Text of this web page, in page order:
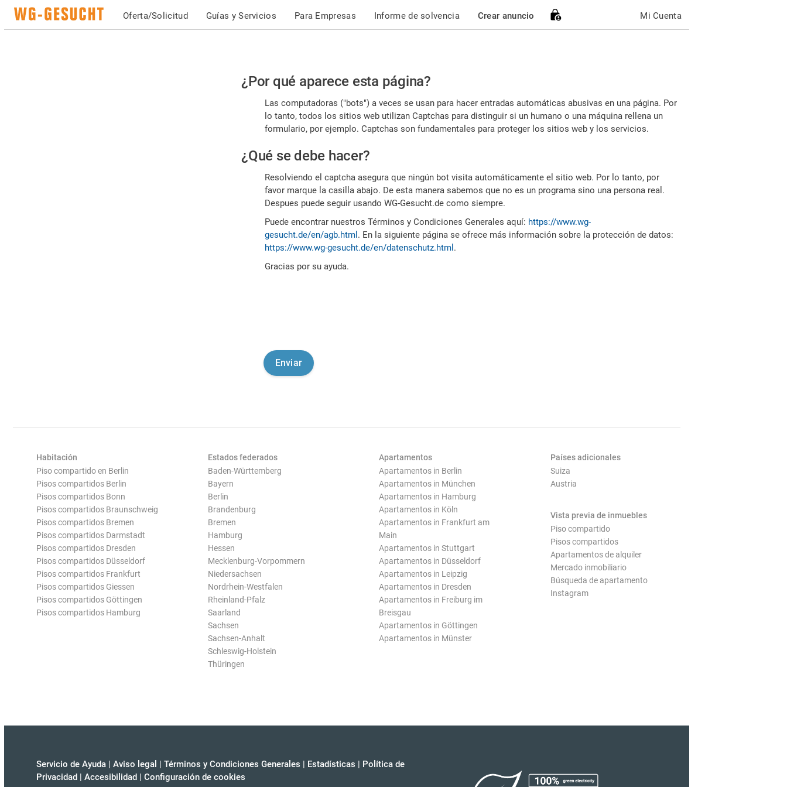
Oferta/Solicitud Guías y Servicios Para Empresas Informe de solvencia Crear anuncio Mi Cuenta
Por
favor,
confirme
es
humano
¿Por qué aparece esta página?
Las computadoras ("bots") a veces se usan para hacer entradas automáticas abusivas en una página. Por
lo tanto, todos los sitios web utilizan Captchas para distinguir si un humano o una máquina rellena un
formulario, por ejemplo. Captchas son fundamentales para proteger los sitios web y los servicios.
¿Qué se debe hacer?
Resolviendo el captcha asegura que ningún bot visita automáticamente el sitio web. Por lo tanto, por
favor marque la casilla abajo. De esta manera sabemos que no es un programa sino una persona real.
Despues puede seguir usando WG-Gesucht.de como siempre.
Puede encontrar nuestros Términos y Condiciones Generales aquí: https://www.wg-
gesucht.de/en/agb.html . En la siguiente página se ofrece más información sobre la protección de datos:
https://www.wg-gesucht.de/en/datenschutz.html .
Gracias por su ayuda.
Habitación
Piso compartido en Berlin
Pisos compartidos Berlin
Pisos compartidos Bonn
Pisos compartidos Braunschweig
Pisos compartidos Bremen
Pisos compartidos Darmstadt
Pisos compartidos Dresden
Pisos compartidos Düsseldorf
Pisos compartidos Frankfurt
Pisos compartidos Giessen
Pisos compartidos Göttingen
Pisos compartidos Hamburg
Estados federados
Baden-Württemberg
Bayern
Berlin
Brandenburg
Bremen
Hamburg
Hessen
Mecklenburg-Vorpommern
Niedersachsen
Nordrhein-Westfalen
Rheinland-Pfalz
Saarland
Sachsen
Sachsen-Anhalt
Schleswig-Holstein
Thüringen
Apartamentos
Apartamentos in Berlin
Apartamentos in München
Apartamentos in Hamburg
Apartamentos in Köln
Apartamentos in Frankfurt am
Main
Apartamentos in Stuttgart
Apartamentos in Düsseldorf
Apartamentos in Leipzig
Apartamentos in Dresden
Apartamentos in Freiburg im
Breisgau
Apartamentos in Göttingen
Apartamentos in Münster
Países adicionales
Suiza
Austria
Vista previa de inmuebles
Piso compartido
Pisos compartidos
Apartamentos de alquiler
Mercado inmobiliario
Búsqueda de apartamento
Instagram
Servicio de Ayuda | Aviso legal | Términos y Condiciones Generales | Estadísticas | Política de
Privacidad | Accesibilidad | Configuración de cookies